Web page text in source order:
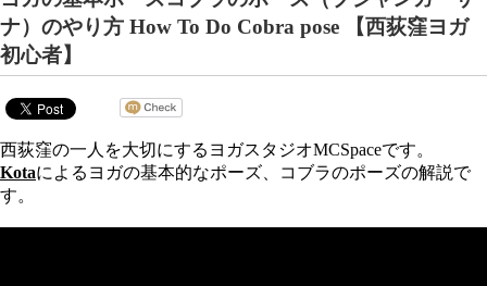
ナ）のやり方 How To Do Cobra pose 【西荻窪ヨガ
初心者】
西荻窪の一人を大切にするヨガスタジオMCSpaceです。
Kotaによるヨガの基本的なポーズ、コブラのポーズの解説で
す。